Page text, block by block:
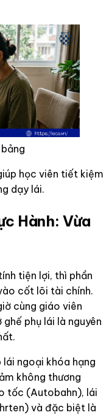
học viên tiết kiệm
dạy lái.
Hành: Vừa
tiện lợi, thì phần
cốt lõi tài chính.
cùng giáo viên
phụ lái là nguyên
ngoại khóa hạng
không thương
tốc (Autobahn), lái
và đặc biệt là